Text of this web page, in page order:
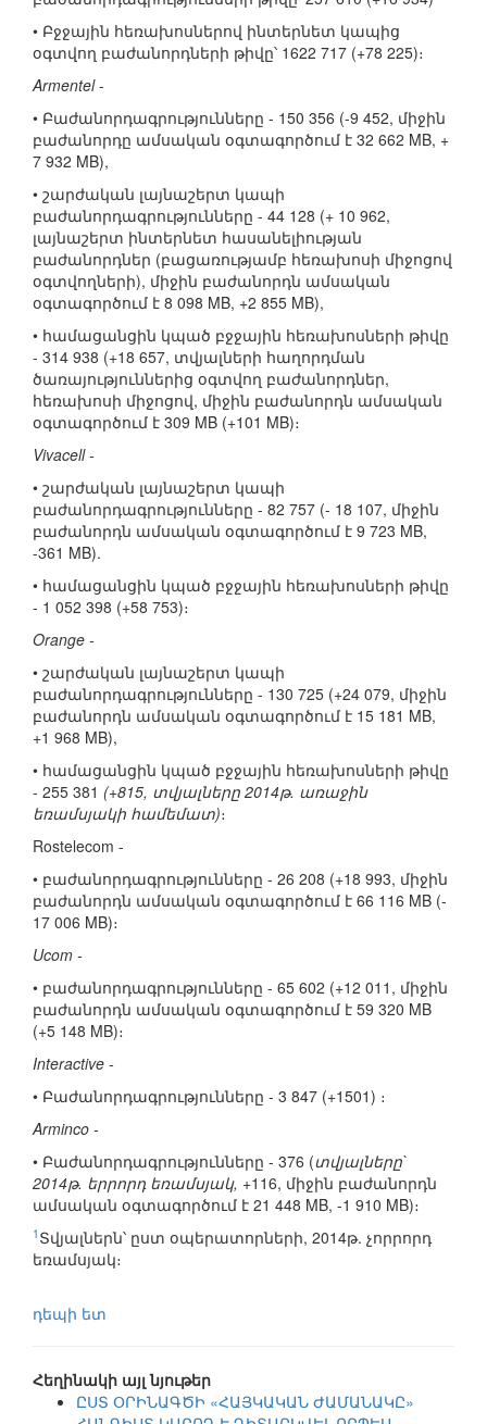
• Բջջային հեռախոսներով ինտերնետ կապից
օգտվող բաժանորդների թիվը՝ 1622 717 (+78 225)։
Armentel-
• Բաժանորդագրությունները - 150 356 (-9 452, միջին
բաժանորդը ամսական օգտագործում է 32 662 MB, +
7 932 MB),
• շարժական լայնաշերտ կապի
բաժանորդագրությունները - 44 128 (+ 10 962,
լայնաշերտ ինտերնետ հասանելիության
բաժանորդներ (բացառությամբ հեռախոսի միջոցով
օգտվողների), միջին բաժանորդն ամսական
օգտագործում է 8 098 MB, +2 855 MB),
• համացանցին կպած բջջային հեռախոսների թիվը
- 314 938 (+18 657, տվյալների հաղորդման
ծառայություններից օգտվող բաժանորդներ,
հեռախոսի միջոցով, միջին բաժանորդն ամսական
օգտագործում է 309 MB (+101 MB)։
Vivacell -
• շարժական լայնաշերտ կապի
բաժանորդագրությունները - 82 757 (- 18 107, միջին
բաժանորդն ամսական օգտագործում է 9 723 MB,
-361 MB).
• համացանցին կպած բջջային հեռախոսների թիվը
- 1 052 398 (+58 753)։
Orange -
• շարժական լայնաշերտ կապի
բաժանորդագրությունները - 130 725 (+24 079, միջին
բաժանորդն ամսական օգտագործում է 15 181 MB,
+1 968 MB),
• համացանցին կպած բջջային հեռախոսների թիվը
- 255 381 (+815, տվյալները 2014թ. առաջին
եռամսյակի համեմատ)։
Rostelecom -
• բաժանորդագրությունները - 26 208 (+18 993, միջին
բաժանորդն ամսական օգտագործում է 66 116 MB (-
17 006 MB)։
Ucom -
• բաժանորդագրությունները - 65 602 (+12 011, միջին
բաժանորդն ամսական օգտագործում է 59 320 MB
(+5 148 MB)։
Interactive -
• Բաժանորդագրությունները - 3 847 (+1501) ։
Arminco -
• Բաժանորդագրությունները - 376 (տվյալները`
2014թ. երրորդ եռամսյակ, +116, միջին բաժանորդն
ամսական օգտագործում է 21 448 MB, -1 910 MB)։
1 Տվյալներն՝ ըստ օպերատորների, 2014թ. չորրորդ
եռամսյակ։
դեպի ետ
Հեղինակի այլ նյութեր
ԸՍՏ ՕՐԻՆԱԳԾԻ «ՀԱՅԿԱԿԱՆ ԺԱՄԱՆԱԿԸ»